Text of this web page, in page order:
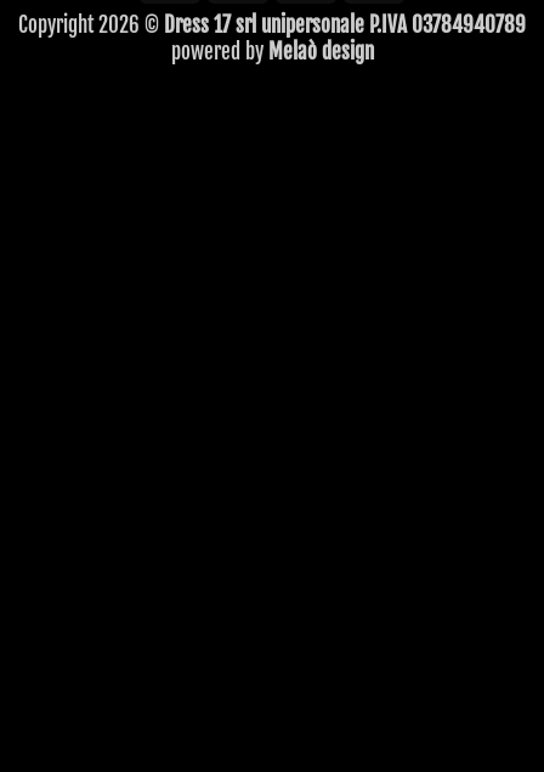
Express
Copyright 2026 © Dress 17 srl unipersonale P.IVA 03784940789
powered by Melaò design